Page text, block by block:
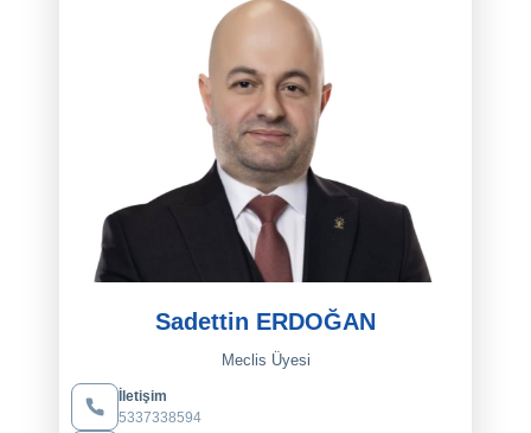
Sadettin ERDOĞAN
Meclis Üyesi
İletişim
5337338594